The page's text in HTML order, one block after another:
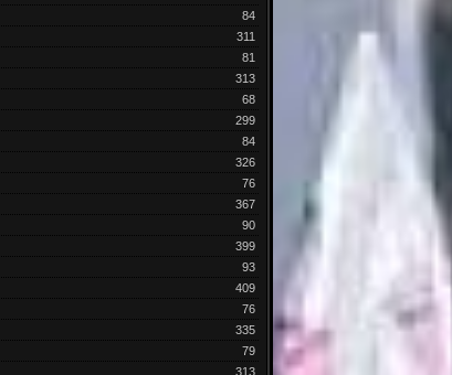
84
311
81
313
68
299
84
326
76
367
90
399
93
409
76
335
79
313